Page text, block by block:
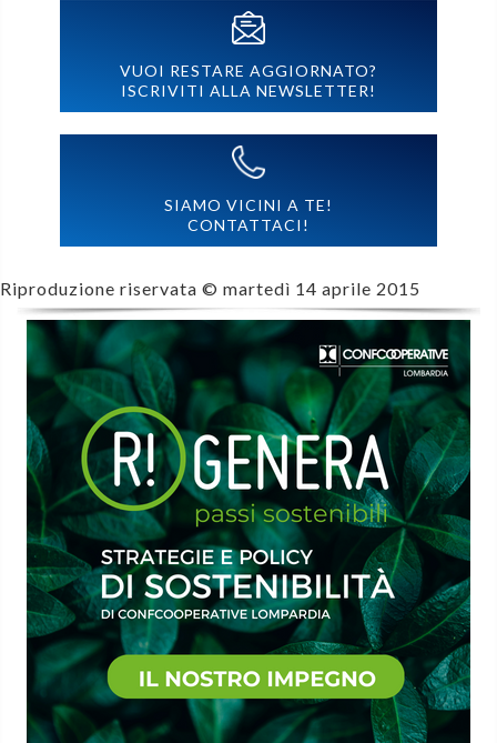
VUOI RESTARE AGGIORNATO?
ISCRIVITI ALLA NEWSLETTER!
SIAMO VICINI A TE!
CONTATTACI!
Riproduzione riservata © martedì 14 aprile 2015